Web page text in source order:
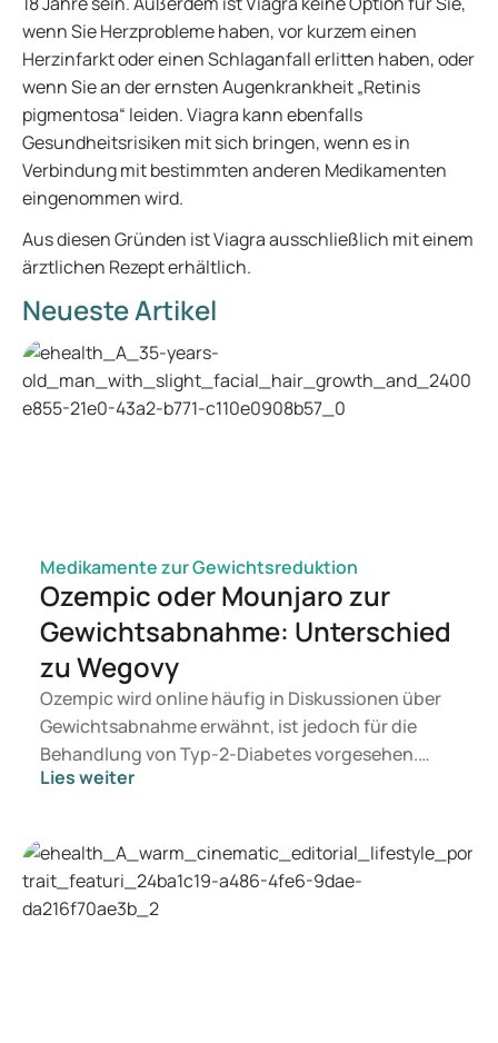
wenn Sie Herzprobleme haben, vor kurzem einen
Herzinfarkt oder einen Schlaganfall erlitten haben, oder
wenn Sie an der ernsten Augenkrankheit „Retinis
pigmentosa“ leiden. Viagra kann ebenfalls
Gesundheitsrisiken mit sich bringen, wenn es in
Verbindung mit bestimmten anderen Medikamenten
eingenommen wird.
Aus diesen Gründen ist Viagra ausschließlich mit einem
ärztlichen Rezept erhältlich.
Neueste Artikel
Medikamente zur Gewichtsreduktion
Ozempic oder Mounjaro zur
Gewichtsabnahme: Unterschied
zu Wegovy
Ozempic wird online häufig in Diskussionen über
Gewichtsabnahme erwähnt, ist jedoch für die
Behandlung von Typ-2-Diabetes vorgesehen.
Wenn Sie eine Therapie zur Gewichtskontrolle
Sie geeignet ist, entscheidet ein Arzt auf
Grundlage Ihrer Gesundheit, Ihres BMI und Ihres
Medikamentenkonsums.
Lies weiter